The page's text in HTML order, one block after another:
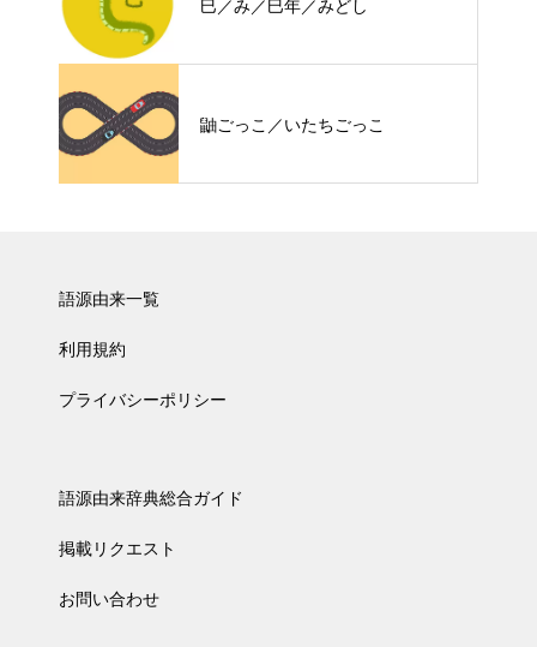
巳／み／巳年／みどし
鼬ごっこ／いたちごっこ
語源由来一覧
利用規約
プライバシーポリシー
語源由来辞典総合ガイド
掲載リクエスト
お問い合わせ